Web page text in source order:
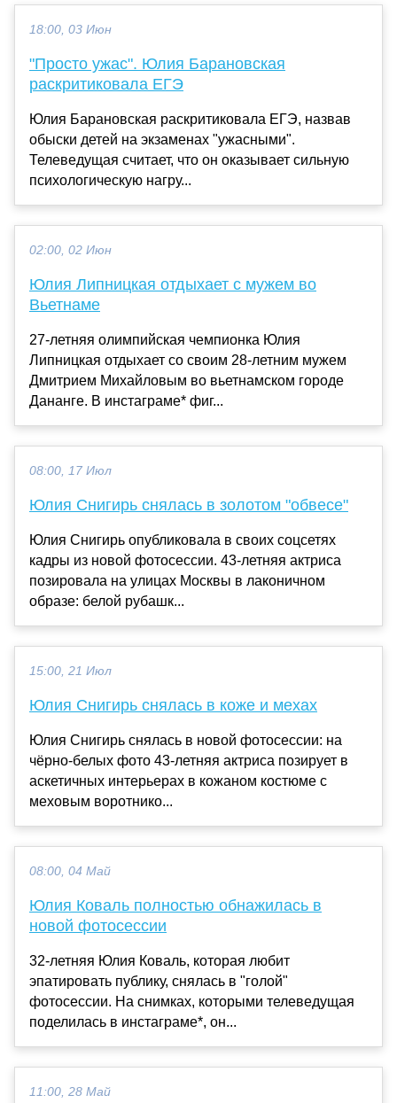
18:00, 03 Июн
"Просто ужас". Юлия Барановская
раскритиковала ЕГЭ
Юлия Барановская раскритиковала ЕГЭ, назвав
обыски детей на экзаменах "ужасными".
Телеведущая считает, что он оказывает сильную
психологическую нагру...
02:00, 02 Июн
Юлия Липницкая отдыхает с мужем во
Вьетнаме
27-летняя олимпийская чемпионка Юлия
Липницкая отдыхает со своим 28-летним мужем
Дмитрием Михайловым во вьетнамском городе
Дананге. В инстаграме* фиг...
08:00, 17 Июл
Юлия Снигирь снялась в золотом "обвесе"
Юлия Снигирь опубликовала в своих соцсетях
кадры из новой фотосессии. 43-летняя актриса
позировала на улицах Москвы в лаконичном
образе: белой рубашк...
15:00, 21 Июл
Юлия Снигирь снялась в коже и мехах
Юлия Снигирь снялась в новой фотосессии: на
чёрно-белых фото 43-летняя актриса позирует в
аскетичных интерьерах в кожаном костюме с
меховым воротнико...
08:00, 04 Май
Юлия Коваль полностью обнажилась в
новой фотосессии
32-летняя Юлия Коваль, которая любит
эпатировать публику, снялась в "голой"
фотосессии. На снимках, которыми телеведущая
поделилась в инстаграме*, он...
11:00, 28 Май